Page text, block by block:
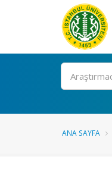
Ara
ANA SAYFA